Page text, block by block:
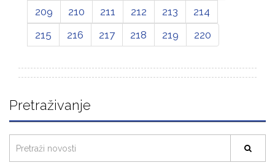
209
210 211 212 213
214
215
216 217 218 219 220
Pretraživanje